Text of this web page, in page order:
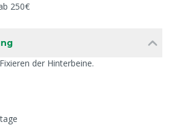
250€
der Hinterbeine.